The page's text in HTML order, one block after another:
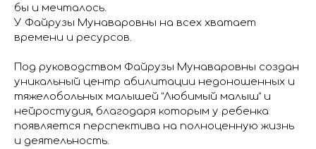
бы и мечталось.
У Файрузы Мунаваровны на всех хватает
времени и ресурсов.
Под руководством Файрузы Мунаваровны создан
уникальный центр абилитации недоношенных и
тяжелобольных малышей “Любимый малыш” и
нейростудия, благодаря которым у ребенка
появляется перспектива на полноценную жизнь
и деятельность.